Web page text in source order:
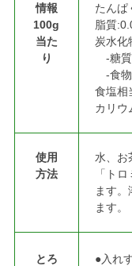
情報
100g
当た
り
たんぱ
脂質
炭水化
-糖質
-食物
食塩相
カリウ
使用
方法
水、お
「ト
ます
ます。
とろ
●入れ